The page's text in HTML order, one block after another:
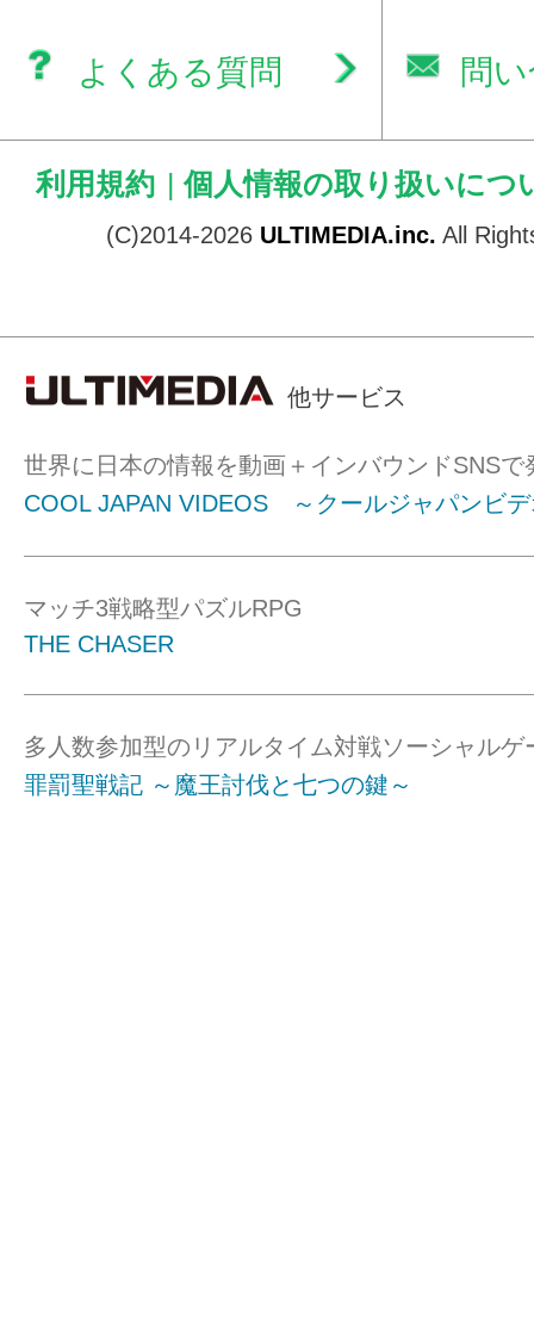
よくある質問 問
利用規約 | 個人情報の取り扱いにつ
(C)2014-2026 ULTIMEDIA.inc. All
他サービス
世界に日本の情報を動画＋インバウンドSNSで
COOL JAPAN VIDEOS ～クールジャパンビ
マッチ3戦略型パズルRPG
THE CHASER
多人数参加型のリアルタイム対戦ソーシャルゲ
罪罰聖戦記 ～魔王討伐と七つの鍵～